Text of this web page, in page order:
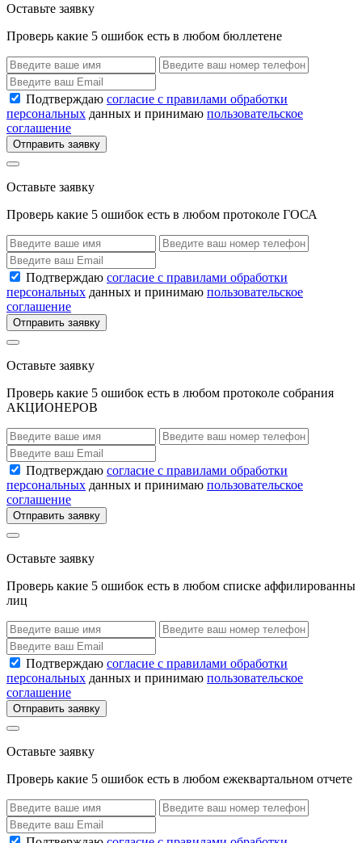
Оставьте заявку
Проверь какие 5 ошибок есть в любом бюллетене
Подтверждаю согласие с правилами обработки
персональных данных и принимаю пользовательское
соглашение
Отправить заявку
Оставьте заявку
Проверь какие 5 ошибок есть в любом протоколе ГОСА
Подтверждаю согласие с правилами обработки
персональных данных и принимаю пользовательское
соглашение
Отправить заявку
Оставьте заявку
Проверь какие 5 ошибок есть в любом протоколе собрания
АКЦИОНЕРОВ
Подтверждаю согласие с правилами обработки
персональных данных и принимаю пользовательское
соглашение
Отправить заявку
Оставьте заявку
Проверь какие 5 ошибок есть в любом списке аффилированны
лиц
Подтверждаю согласие с правилами обработки
персональных данных и принимаю пользовательское
соглашение
Отправить заявку
Оставьте заявку
Проверь какие 5 ошибок есть в любом ежеквартальном отчете